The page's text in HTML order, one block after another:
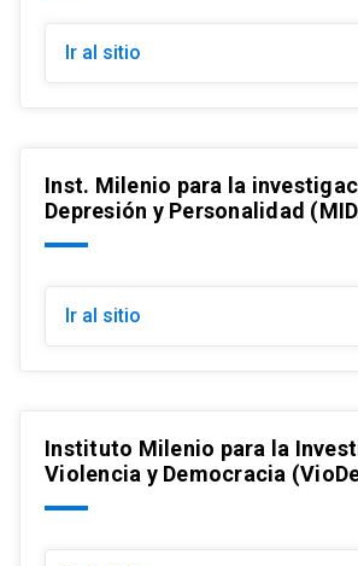
Ir al sitio
Inst. Milenio para la
Depresión y Personalidad
Ir al sitio
Instituto Milenio para la
Violencia y Democracia